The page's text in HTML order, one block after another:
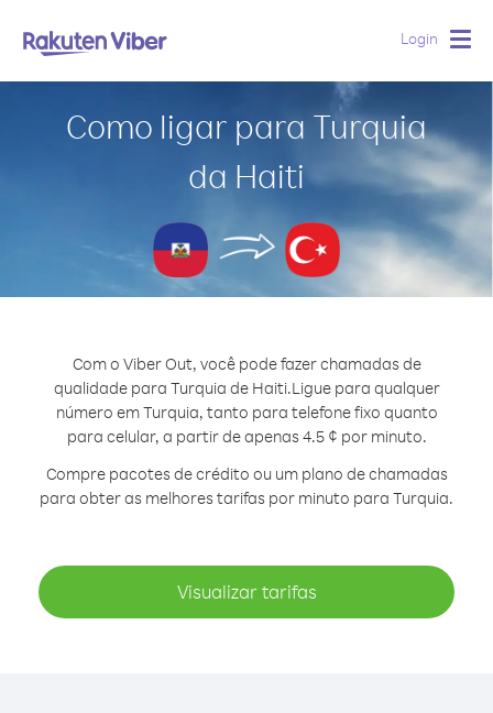
Login
Como ligar para Turquia
da Haiti
Com o Viber Out, você pode fazer chamadas de
qualidade para Turquia de Haiti.Ligue para qualquer
número em Turquia, tanto para telefone fixo quanto
para celular, a partir de apenas 4.5 ¢ por minuto.
Compre pacotes de crédito ou um plano de chamadas
para obter as melhores tarifas por minuto para Turquia.
Visualizar tarifas